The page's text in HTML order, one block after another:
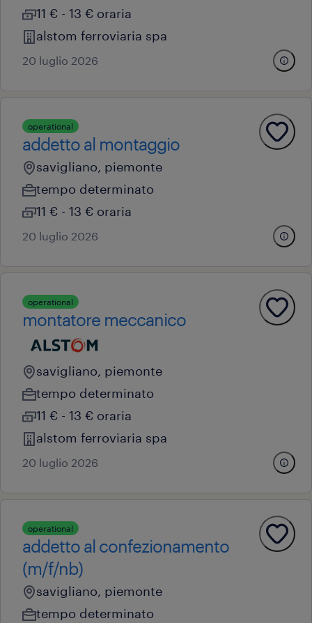
11 € - 13 € oraria
alstom ferroviaria spa
20 luglio 2026
operational
addetto al montaggio
savigliano, piemonte
tempo determinato
11 € - 13 € oraria
20 luglio 2026
operational
montatore meccanico
savigliano, piemonte
tempo determinato
11 € - 13 € oraria
alstom ferroviaria spa
20 luglio 2026
operational
addetto al confezionamento
(m/f/nb)
savigliano, piemonte
tempo determinato